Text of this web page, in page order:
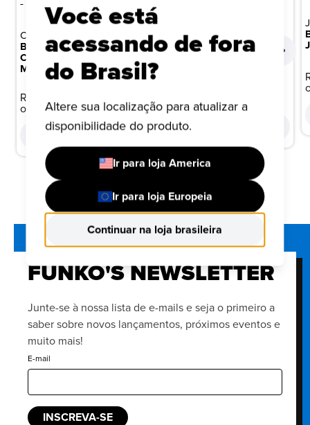
CARTOON NETWORK
BONECO FUNKO POP!
CARTOON NETWORK - AS
MENINAS
SUPERPODEROSAS -
DOCINHO
R$ 149,99
ou 10x de R$ 15,00
COMPRAR
BONECO FUNKO POP!
STAR WARS EPISÓDIO IV -
ou 10x de R$ 15,00
FUNKO'S NEWSLETTER
Junte-se à nossa lista de e-mails e seja o primeiro a
saber sobre novos lançamentos, próximos eventos e
muito mais!
E-mail
INSCREVA-SE
Você está
acessando de fora
do Brasil?
Altere sua localização para atualizar a
disponibilidade do produto.
Ir para loja America
Ir para loja Europeia
Continuar na loja brasileira